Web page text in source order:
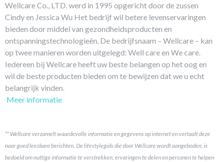
Wellcare Co., LTD. werd in 1995 opgericht door de zussen
Cindy en Jessica Wu Het bedrijf wil betere levenservaringen
bieden door middel van gezondheidsproducten en
ontspanningstechnologieën. De bedrijfsnaam – Wellcare – kan
op twee manieren worden uitgelegd: Well care en We care.
Iedereen bij Wellcare heeft uw beste belangen op het oog en
wil de beste producten bieden om te bewijzen dat we u echt
belangrijk vinden.
Meer informatie
** Wellcare verzamelt waardevolle informatie en gegevens op internet en vertaalt deze
naar goed leesbare berichten. De lifestylegids die door Wellcare wordt aangeboden, is
bedoeld om nuttige informatie te verstrekken, ervaringen te delen en personen te helpen